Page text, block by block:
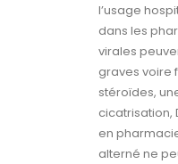
l’usage
dans les
virales
graves voire
stéroïdes,
cicatrisation,
en
alterné ne